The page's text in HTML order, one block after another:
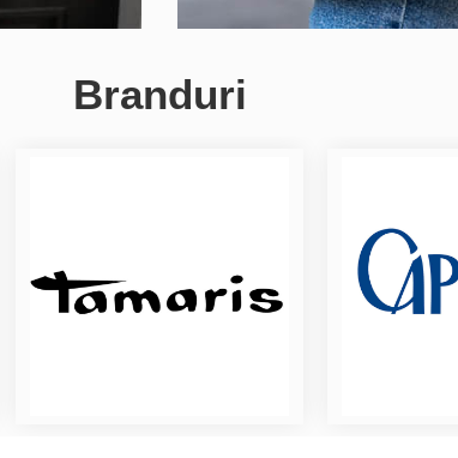
Branduri